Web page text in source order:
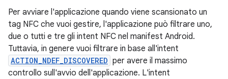
Per avviare l'applicazione quando viene scansionato un
tag NFC che vuoi gestire, l'applicazione può filtrare uno,
due o tutti e tre gli intent NFC nel manifest Android.
Tuttavia, in genere vuoi filtrare in base all'intent
ACTION_NDEF_DISCOVERED per avere il massimo
controllo sull'avvio dell'applicazione. L'intent